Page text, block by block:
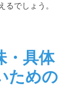
でしょう。
・具体
ための